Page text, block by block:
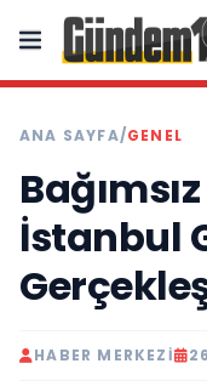
ANA SAYFA/GENEL
İstanbul
HABER MERKEZI